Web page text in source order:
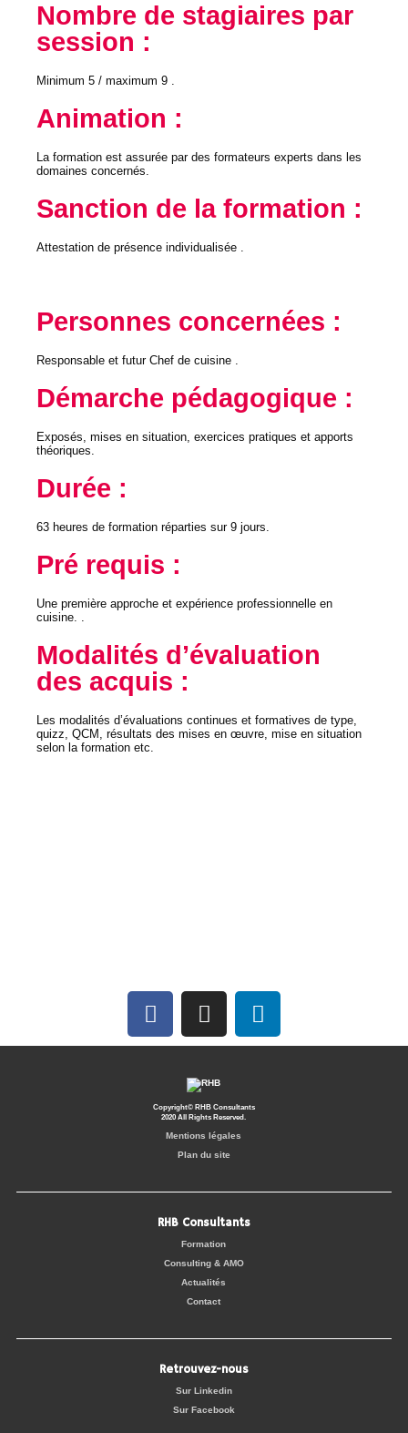
Nombre de stagiaires par
session :
Minimum 5 / maximum 9 .
Animation :
La formation est assurée par des formateurs experts dans les
domaines concernés.
Sanction de la formation :
Attestation de présence individualisée .
Personnes concernées :
Responsable et futur Chef de cuisine .
Démarche pédagogique :
Exposés, mises en situation, exercices pratiques et apports
théoriques.
Durée :
63 heures de formation réparties sur 9 jours.
Pré requis :
Une première approche et expérience professionnelle en
cuisine. .
Modalités d’évaluation
des acquis :
Les modalités d’évaluations continues et formatives de type,
quizz, QCM, résultats des mises en œuvre, mise en situation
selon la formation etc.
Copyright© RHB Consultants
2020 All Rights Reserved.
Mentions légales
Plan du site
RHB Consultants
Formation
Consulting & AMO
Actualités
Contact
Retrouvez-nous
Sur Linkedin
Sur Facebook